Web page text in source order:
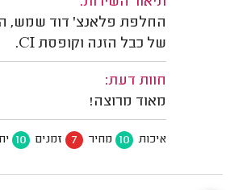
החלפת פלאנצ' דוד שמש,
של כבל הזנה וקופסת CI.
חוות דעת:
מאוד מרוצה!
איכות 10 מחיר 7 זמנים 10